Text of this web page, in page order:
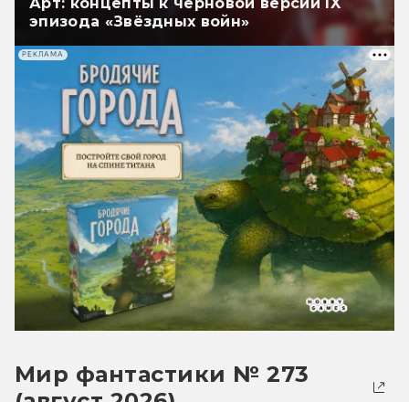
эпизода «Звёздных войн»
РЕКЛАМА
Мир фантастики № 273